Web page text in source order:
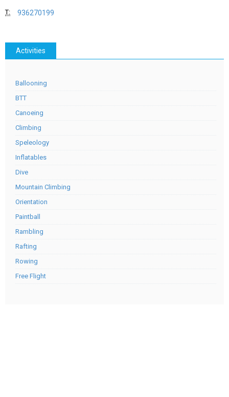
T: 936270199
Activities
Ballooning
BTT
Canoeing
Climbing
Speleology
Inflatables
Dive
Mountain Climbing
Orientation
Paintball
Rambling
Rafting
Rowing
Free Flight